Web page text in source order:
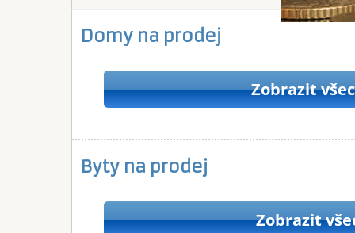
Domy na prodej
Zobrazit
Byty na prodej
Zobrazit